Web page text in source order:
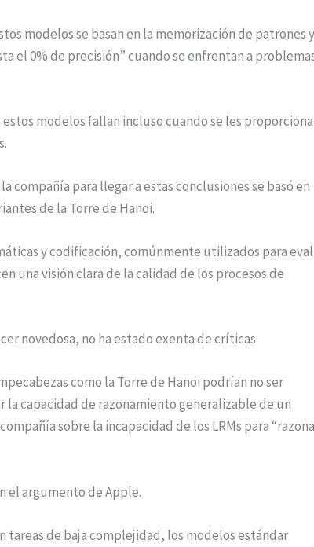
modelos se basan en la memorización de patrones
el 0% de precisión” cuando se enfrentan a
modelos fallan incluso cuando se les
para llegar a estas conclusiones se basó en
de la Torre de Hanoi.
y codificación, comúnmente utilizados para
una visión clara de la calidad de los procesos de
novedosa, no ha estado exenta de críticas.
como la Torre de Hanoi podrían no ser
capacidad de razonamiento generalizable de un
sobre la incapacidad de los LRMs para
el argumento de Apple.
de baja complejidad, los modelos estándar